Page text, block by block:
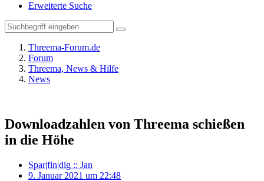
Erweiterte Suche
Threema-Forum.de
Forum
Threema, News & Hilfe
News
Downloadzahlen von Threema schießen
in die Höhe
Spar|fin|dig :: Jan
9. Januar 2021 um 22:48